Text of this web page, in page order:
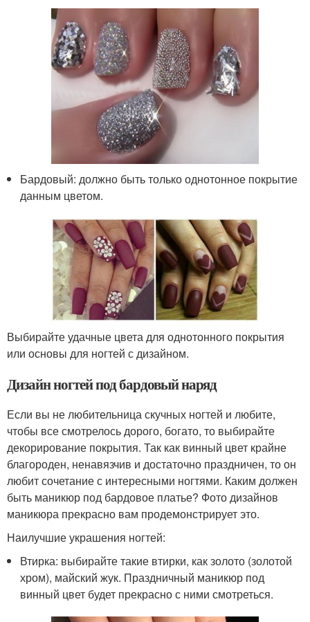
Бардовый: должно быть только однотонное покрытие
данным цветом.
Выбирайте удачные цвета для однотонного покрытия
или основы для ногтей с дизайном.
Дизайн ногтей под бардовый наряд
Если вы не любительница скучных ногтей и любите,
чтобы все смотрелось дорого, богато, то выбирайте
декорирование покрытия. Так как винный цвет крайне
благороден, ненавязчив и достаточно праздничен, то он
любит сочетание с интересными ногтями. Каким должен
быть маникюр под бардовое платье? Фото дизайнов
маникюра прекрасно вам продемонстрирует это.
Наилучшие украшения ногтей:
Втирка: выбирайте такие втирки, как золото (золотой
хром), майский жук. Праздничный маникюр под
винный цвет будет прекрасно с ними смотреться.